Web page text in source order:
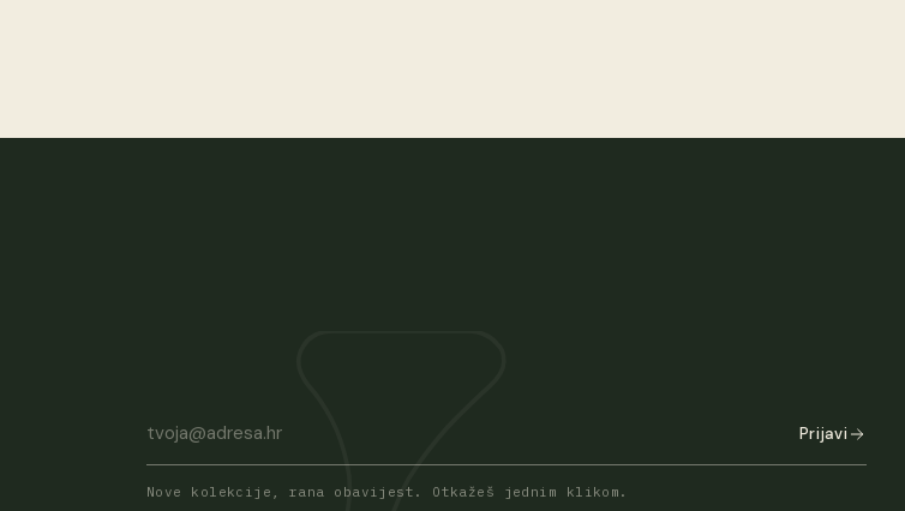
Prijavi
Nove kolekcije, rana obavijest. Otkažeš jednim klikom.